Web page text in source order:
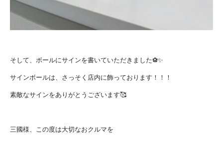
そして、ボールにサインを書いていただきました⚽✨
サインボールは、さっそく店内に飾っております！！！
素敵なサインをありがとうございます🥰
三國様、この度は大切なおクルマを